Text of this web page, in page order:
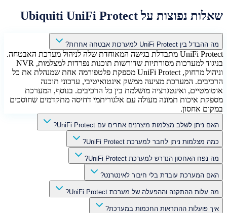
שאלות נפוצות על Ubiquiti UniFi Protect
מה ההבדל בין UniFi Protect למערכות אבטחה אחרות?
UniFi Protect מתבדלת בגישה המאוחדת שלה לניהול מערכת האבטחה.
בניגוד למערכות מסורתיות שדורשות תוכנות נפרדות למצלמות, NVR
וניהול מרחוק, UniFi Protect מספקת פלטפורמה אחת שמנהלת את כל
הרכיבים. המערכת מציעה ממשק אינטואיטיבי, עדכוני תוכנה
אוטומטיים, ואינטגרציה מושלמת בין כל הרכיבים. בנוסף, המערכת
מספקת איכות תמונה מעולה עם אלגוריתמי דחיסה מתקדמים שחוסכים
במקום אחסון.
האם ניתן לשלב מצלמות מיצרנים אחרים עם UniFi Protect?
כמה מצלמות ניתן לחבר למערכת UniFi Protect?
מה נפח האחסון הנדרש למערכת UniFi Protect?
האם המערכת עובדת בלי חיבור לאינטרנט?
מה עלות ההתקנה וההפעלה של מערכת UniFi Protect?
איך פועלות ההתראות החכמות במערכת?